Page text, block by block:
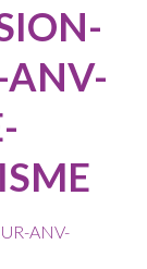
ANV-
ANV-